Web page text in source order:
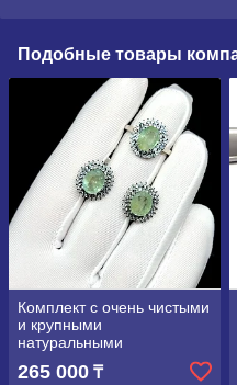
Подобные товары
Комплект с очень чистыми
и крупными
натуральными
Изумрудами 9 мм
265 000 ₸